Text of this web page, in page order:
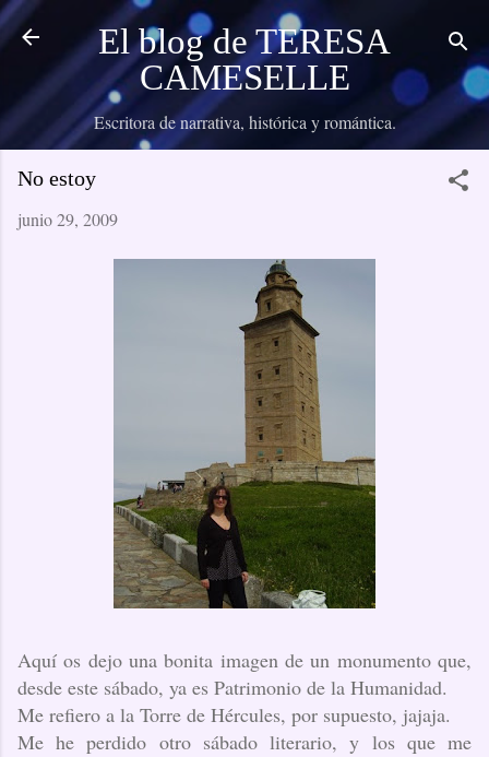
Ir al contenido principal
El blog de TERESA
CAMESELLE
Escritora de narrativa, histórica y romántica.
No estoy
junio 29, 2009
Aquí os dejo una bonita imagen de un monumento que,
desde este sábado, ya es Patrimonio de la Humanidad.
Me refiero a la Torre de Hércules, por supuesto, jajaja.
Me he perdido otro sábado literario, y los que me